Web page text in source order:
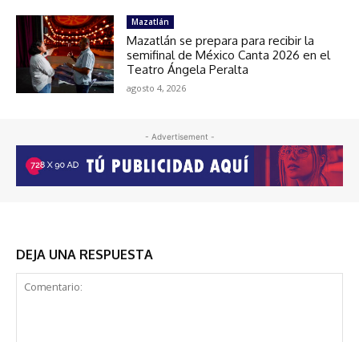
Mazatlán
Mazatlán se prepara para recibir la
semifinal de México Canta 2026 en el
Teatro Ángela Peralta
agosto 4, 2026
- Advertisement -
DEJA UNA RESPUESTA